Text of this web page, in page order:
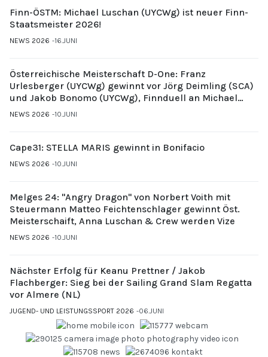
Finn-ÖSTM: Michael Luschan (UYCWg) ist neuer Finn-
Staatsmeister 2026!
NEWS 2026 16.JUNI
Österreichische Meisterschaft D-One: Franz
Urlesberger (UYCWg) gewinnt vor Jörg Deimling (SCA)
und Jakob Bonomo (UYCWg), Finnduell an Michael
Gubi (UYCMo)
NEWS 2026 10.JUNI
Cape31: STELLA MARIS gewinnt in Bonifacio
NEWS 2026 10.JUNI
Melges 24: "Angry Dragon" von Norbert Voith mit
Steuermann Matteo Feichtenschlager gewinnt Öst.
Meisterschaift, Anna Luschan & Crew werden Vize
NEWS 2026 10.JUNI
Nächster Erfolg für Keanu Prettner / Jakob
Flachberger: Sieg bei der Sailing Grand Slam Regatta
vor Almere (NL)
JUGEND- UND LEISTUNGSSPORT 2026 06.JUNI